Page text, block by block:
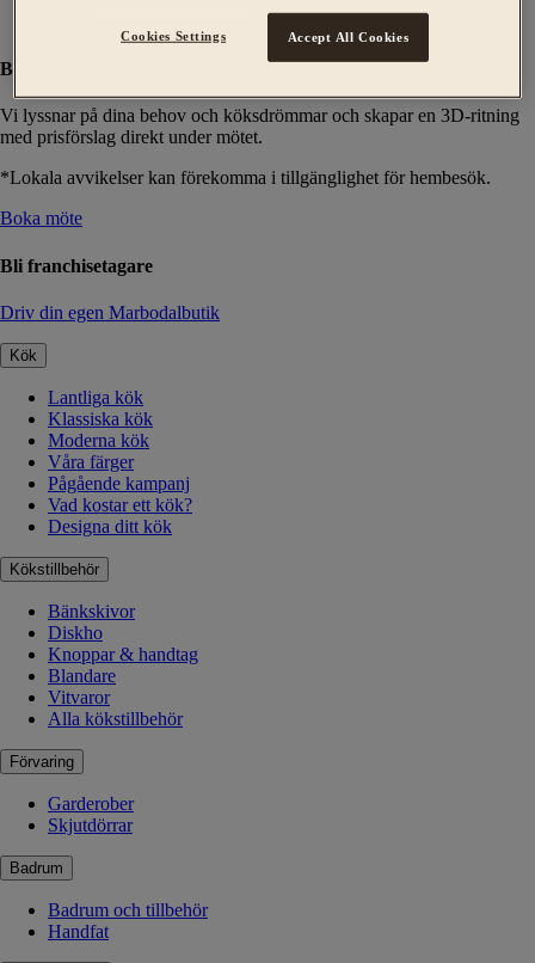
Vi hjälper dig att skapa ditt unika kök från design till montering.
Boka ett möte med en köksdesigner
Vi lyssnar på dina behov och köksdrömmar och skapar en 3D-ritning
med prisförslag direkt under mötet.
*Lokala avvikelser kan förekomma i tillgänglighet för hembesök.
Boka möte
Bli franchisetagare
Driv din egen Marbodalbutik
Kök
Lantliga kök
Klassiska kök
Moderna kök
Våra färger
Pågående kampanj
Vad kostar ett kök?
Designa ditt kök
Kökstillbehör
Bänkskivor
Diskho
Knoppar & handtag
Blandare
Vitvaror
Alla kökstillbehör
Förvaring
Garderober
Skjutdörrar
Badrum
Badrum och tillbehör
Handfat
Cookies Settings Accept All Cookies